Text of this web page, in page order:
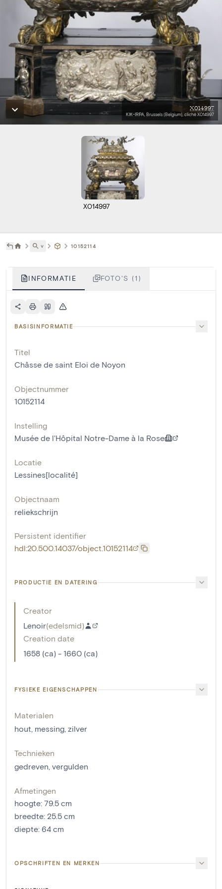
X014997
KIK-IRPA, Brussels (Belgium), cliché X014997
X014997
˅ 10152114
INFORMATIE FOTO'S (1)
BASISINFORMATIE
Titel
Châsse de saint Eloi de Noyon
Objectnummer
10152114
Instelling
Musée de l'Hôpital Notre-Dame à la Rose
Locatie
Lessines[localité]
Objectnaam
reliekschrijn
Persistent identifier
hdl:20.500.14037/object.10152114
PRODUCTIE EN DATERING
Creator
Lenoir(edelsmid)
Creation date
1658 (ca) - 1660 (ca)
FYSIEKE EIGENSCHAPPEN
Materialen
hout, messing, zilver
Technieken
gedreven, vergulden
Afmetingen
hoogte: 79.5 cm
breedte: 25.5 cm
diepte: 64 cm
OPSCHRIFTEN EN MERKEN